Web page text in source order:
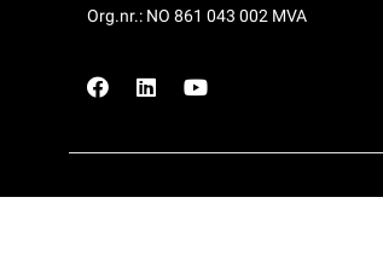
Org.nr.: NO 861 043 002 MVA